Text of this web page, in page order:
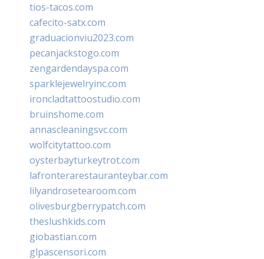
tios-tacos.com
cafecito-satx.com
graduacionviu2023.com
pecanjackstogo.com
zengardendayspa.com
sparklejewelryinc.com
ironcladtattoostudio.com
bruinshome.com
annascleaningsvc.com
wolfcitytattoo.com
oysterbayturkeytrot.com
lafronterarestauranteybar.com
lilyandrosetearoom.com
olivesburgberrypatch.com
theslushkids.com
giobastian.com
glpascensori.com